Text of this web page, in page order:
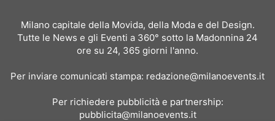
Milano capitale della Movida, della Moda e del Design.
Tutte le News e gli Eventi a 360° sotto la Madonnina 24
ore su 24, 365 giorni l'anno.
Per inviare comunicati stampa: redazione@milanoevents.it
Per richiedere pubblicità e partnership:
pubblicita@milanoevents.it